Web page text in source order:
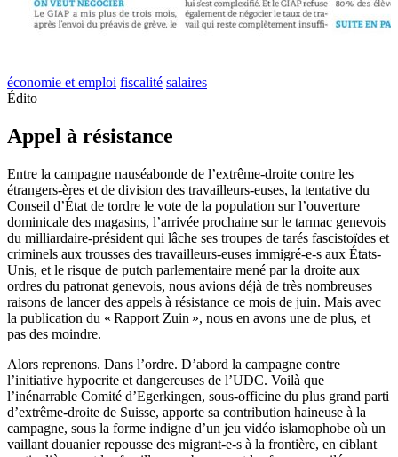
économie et emploi fiscalité salaires
Édito
Appel à résistance
Entre la campagne nauséabonde de l’extrême-droite contre les
étrangers-ères et de division des travailleurs-euses, la tentative du
Conseil d’État de tordre le vote de la population sur l’ouverture
dominicale des magasins, l’arrivée prochaine sur le tarmac genevois
du milliardaire-président qui lâche ses troupes de tarés fascistoïdes et
criminels aux trousses des travailleurs-euses immigré-e-s aux États-
Unis, et le risque de putch parlementaire mené par la droite aux
ordres du patronat genevois, nous avions déjà de très nombreuses
raisons de lancer des appels à résistance ce mois de juin. Mais avec
la publication du « Rapport Zuin », nous en avons une de plus, et
pas des moindre.
Alors reprenons. Dans l’ordre. D’abord la campagne contre
l’initiative hypocrite et dangereuses de l’UDC. Voilà que
l’inénarrable Comité d’Egerkingen, sous-officine du plus grand parti
d’extrême-droite de Suisse, apporte sa contribution haineuse à la
campagne, sous la forme indigne d’un jeu vidéo islamophobe où un
vaillant douanier repousse des migrant-e-s à la frontière, en ciblant